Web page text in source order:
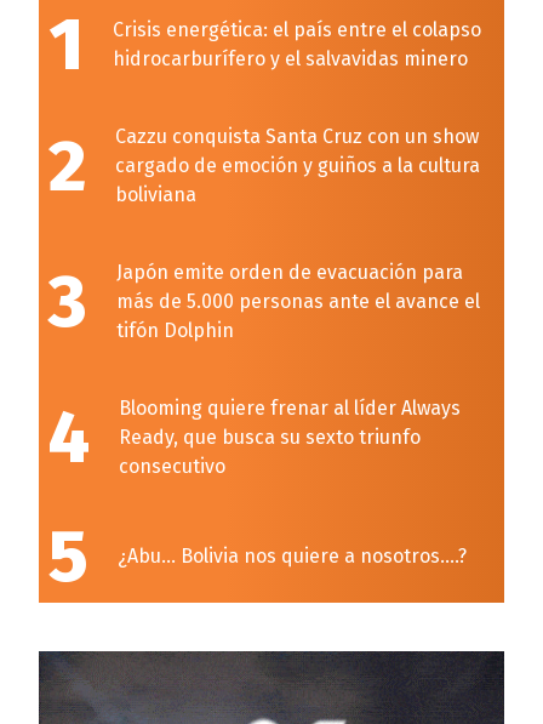
1
Crisis energética: el país entre el colapso
hidrocarburífero y el salvavidas minero
2
Cazzu conquista Santa Cruz con un show
cargado de emoción y guiños a la cultura
boliviana
3
Japón emite orden de evacuación para
más de 5.000 personas ante el avance el
tifón Dolphin
4
Blooming quiere frenar al líder Always
Ready, que busca su sexto triunfo
consecutivo
5 ¿Abu… Bolivia nos quiere a nosotros….?